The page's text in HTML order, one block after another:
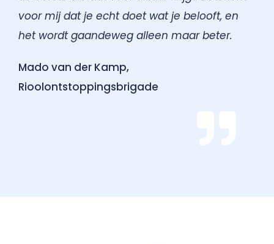
voor mij dat je echt doet wat je belooft, en
het wordt gaandeweg alleen maar beter.
Mado van der Kamp,
Rioolontstoppingsbrigade